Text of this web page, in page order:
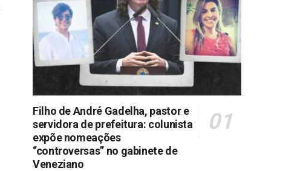
Filho de André Gadelha, pastor e
servidora de prefeitura: colunista
expõe nomeações
“controversas” no gabinete de
Veneziano